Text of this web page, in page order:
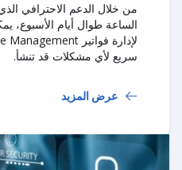
من خلال الدعم الاحترافي
الساعة طوال أيام الأسبوع،
سريع لأي مشكلات قد تنشأ.
عرض المزيد